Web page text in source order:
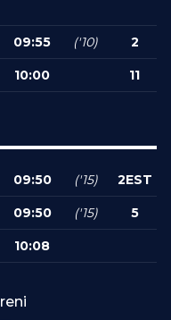
09:55 ('10) 2
10:00 11
09:50 ('15) 2EST
09:50 ('15) 5
10:08